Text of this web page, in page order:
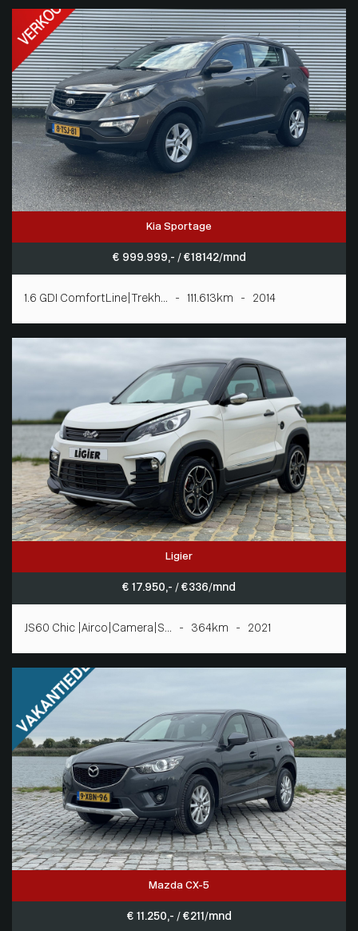
Kia Sportage
€ 999.999,- / € 18142/mnd
1.6 GDI ComfortLine|Trekh... - 111.613km - 2014
Ligier
€ 17.950,- / € 336/mnd
JS60 Chic |Airco|Camera|S... - 364km - 2021
Mazda CX-5
€ 11.250,- / € 211/mnd